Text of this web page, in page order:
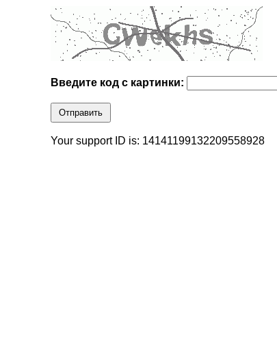
Введите код с картинки:
Отправить
Your support ID is: 14141199132209558928